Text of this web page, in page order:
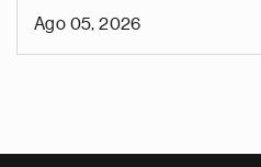
Ago 05, 2026